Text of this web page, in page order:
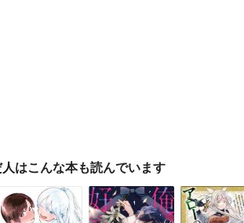
はこんな本も読んでいます